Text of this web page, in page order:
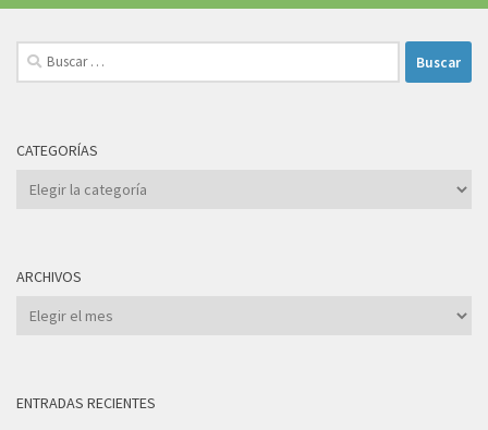
Buscar:
CATEGORÍAS
Categorías
ARCHIVOS
Archivos
ENTRADAS RECIENTES